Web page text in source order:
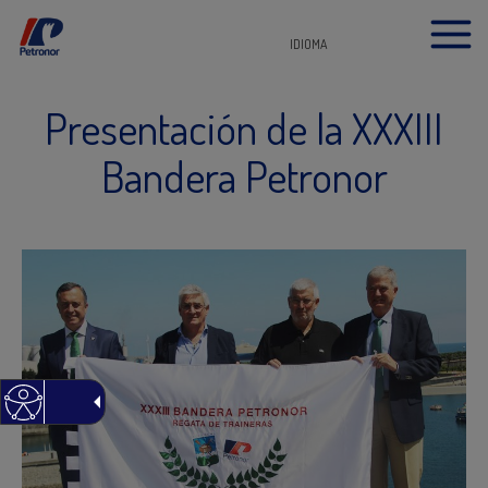
IDIOMA
Presentación de la XXXIII
Bandera Petronor